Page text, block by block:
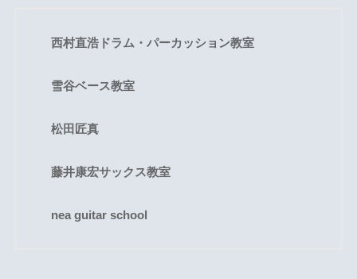
西村直浩ドラム・パーカッション教室
雪谷ベース教室
松田匠真
藤井康宏サックス教室
nea guitar school